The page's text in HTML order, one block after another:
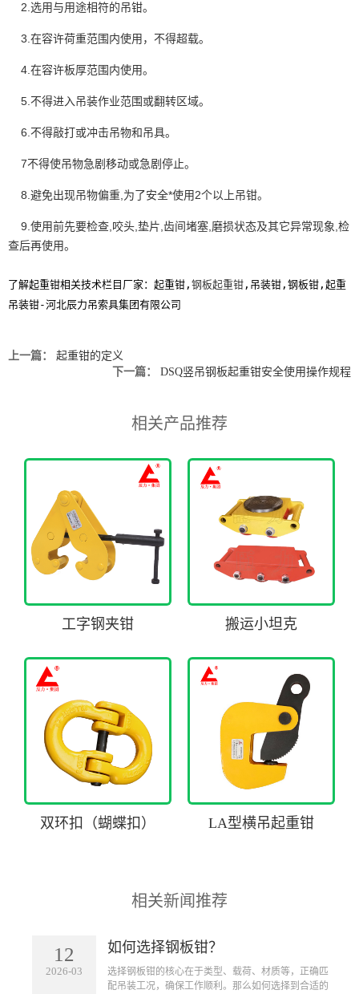
2.选用与用途相符的吊钳。
3.在容许荷重范围内使用，不得超载。
4.在容许板厚范围内使用。
5.不得进入吊装作业范围或翻转区域。
6.不得敲打或冲击吊物和吊具。
7不得使吊物急剧移动或急剧停止。
8.避免出现吊物偏重,为了安全*使用2个以上吊钳。
9.使用前先要检查,咬头,垫片,齿间堵塞,磨损状态及其它异常现象,检
查后再使用。
了解起重钳相关技术栏目厂家：起重钳, 钢板起重钳 ,吊装钳,钢板钳,起重
吊装钳-河北辰力吊索具集团有限公司
上一篇：
起重钳的定义
下一篇：
DSQ竖吊钢板起重钳安全使用操作规程
相关产品推荐
工字钢夹钳 搬运小坦克
双环扣（蝴蝶扣） LA型横吊起重钳
相关新闻推荐
12
2026-03
如何选择钢板钳？
​选择钢板钳的核心在于类型、载荷、材质等，正确匹
配吊装工况，确保工作顺利。那么如何选择到合适的